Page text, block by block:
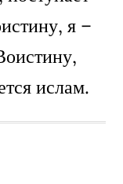
я –
ислам.